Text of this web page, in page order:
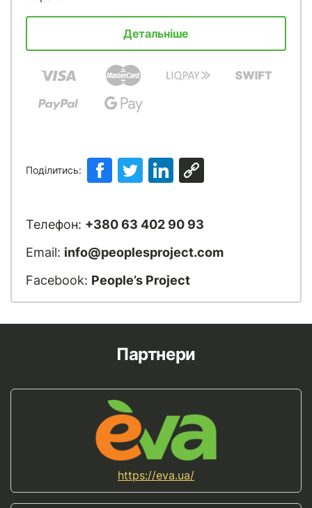
Детальніше
Поділитись:
Телефон: +380 63 402 90 93
Email: info@peoplesproject.com
Facebook: People’s Project
Партнери
https://eva.ua/